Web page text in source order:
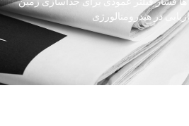
در هیدرومتالورژی